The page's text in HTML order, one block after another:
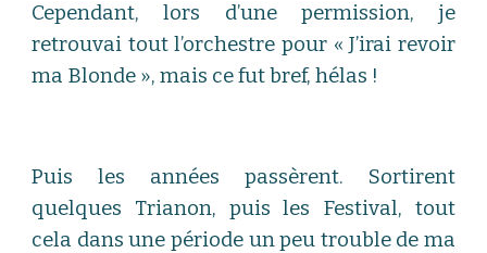
Cependant, lors d’une permission, je
retrouvai tout l’orchestre pour « J’irai revoir
ma Blonde », mais ce fut bref, hélas !
Puis les années passèrent. Sortirent
quelques Trianon, puis les Festival, tout
cela dans une période un peu trouble de ma